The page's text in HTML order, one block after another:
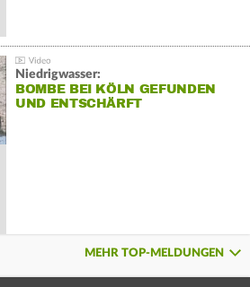
Niedrigwasser:
BOMBE BEI KÖLN GEFUNDEN
UND ENTSCHÄRFT
MEHR TOP-MELDUNGEN